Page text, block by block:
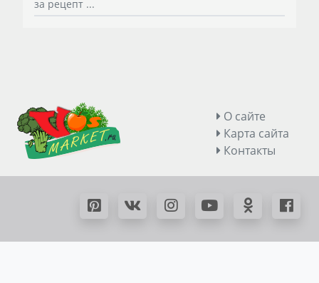
за рецепт ...
О сайте
Карта сайта
Контакты